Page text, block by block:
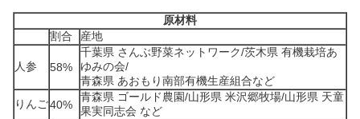
原材料
割合
産地
人参 58%
千葉県 さんぶ野菜ネットワーク/茨木県 有機栽培あ
ゆみの会/
青森県 あおもり南部有機生産組合など
りんご40%
青森県 ゴールド農園/山形県 米沢郷牧場/山形県 天童
果実同志会 など